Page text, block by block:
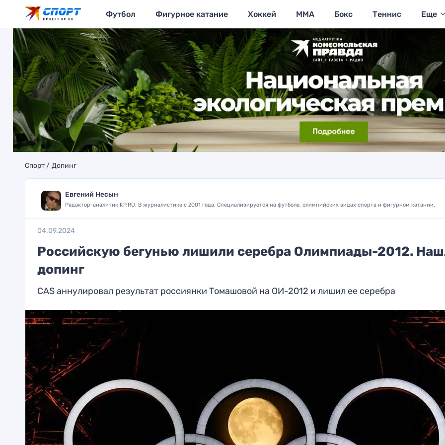
Футбол Фигурное катание Хоккей MMA Бокс Теннис Еще
Спорт Допинг
Евгений Несын
Редактор-аналитик KP.RU. В журналистике с 2001 года. Специализируется на футболе, олимпийских видах спорта и фигурном катании.
04.09.2024
Российскую бегунью лишили серебра Олимпиады-2012.
допинг
CAS аннулировал результат россиянки Томашовой на ОИ-2012 и лишил ее серебра